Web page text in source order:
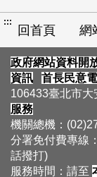
:::
回首頁 網
政府網站資料開
資訊
首長民意
106433臺北市
服務
機關總機：
分署免付費專線
話撥打)
服務時間：請至